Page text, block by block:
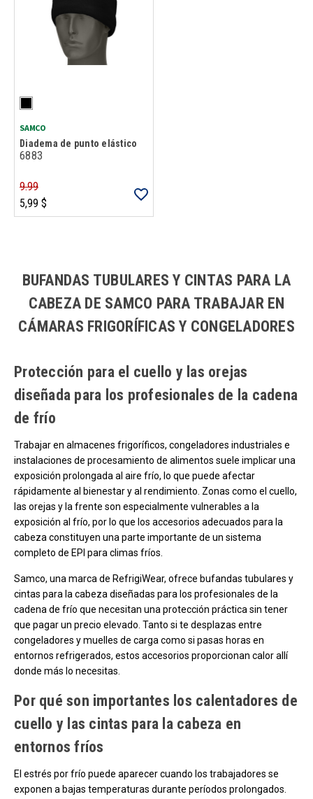
SAMCO
Diadema de punto elástico
6883
9.99
5,99 $
BUFANDAS TUBULARES Y CINTAS PARA LA
CABEZA DE SAMCO PARA TRABAJAR EN
CÁMARAS FRIGORÍFICAS Y CONGELADORES
Protección para el cuello y las orejas
diseñada para los profesionales de la cadena
de frío
Trabajar en almacenes frigoríficos, congeladores industriales e
instalaciones de procesamiento de alimentos suele implicar una
exposición prolongada al aire frío, lo que puede afectar
rápidamente al bienestar y al rendimiento. Zonas como el cuello,
las orejas y la frente son especialmente vulnerables a la
exposición al frío, por lo que los accesorios adecuados para la
cabeza constituyen una parte importante de un sistema
completo de EPI para climas fríos.
Samco, una marca de RefrigiWear, ofrece bufandas tubulares y
cintas para la cabeza diseñadas para los profesionales de la
cadena de frío que necesitan una protección práctica sin tener
que pagar un precio elevado. Tanto si te desplazas entre
congeladores y muelles de carga como si pasas horas en
entornos refrigerados, estos accesorios proporcionan calor allí
donde más lo necesitas.
Por qué son importantes los calentadores de
cuello y las cintas para la cabeza en
entornos fríos
El estrés por frío puede aparecer cuando los trabajadores se
exponen a bajas temperaturas durante períodos prolongados.